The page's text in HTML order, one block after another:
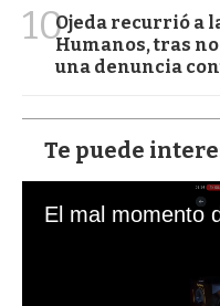
10Ojeda recurrió a
Humanos, tras
una denuncia
Te puede